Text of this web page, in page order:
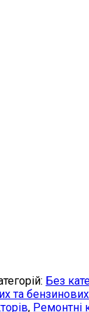
Без
та бензинових
, Ремонтні